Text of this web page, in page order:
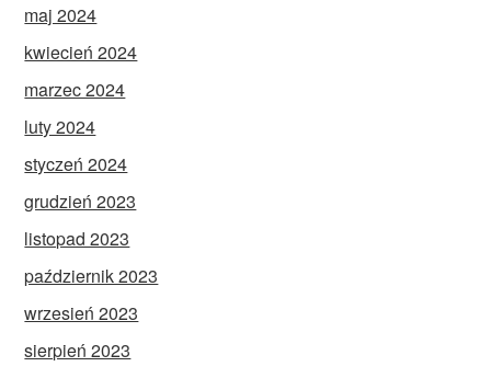
maj 2024
kwiecień 2024
marzec 2024
luty 2024
styczeń 2024
grudzień 2023
listopad 2023
październik 2023
wrzesień 2023
sierpień 2023